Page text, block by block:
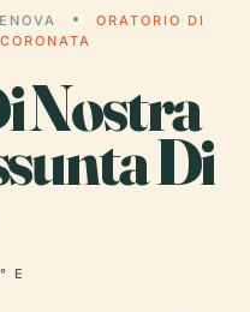
ORATORIO DI
Nostra
Di
E